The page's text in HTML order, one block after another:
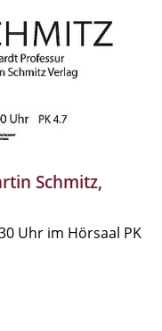
Schmitz,
Uhr im Hörsaal PK